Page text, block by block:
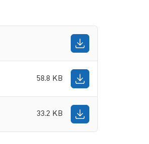
58.8 KB
33.2 KB